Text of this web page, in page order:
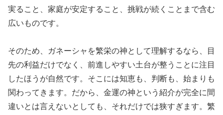
実ること、家庭が安定すること、挑戦が続くことまで含む
広いものです。
そのため、ガネーシャを繁栄の神として理解するなら、目
先の利益だけでなく、前進しやすい土台が整うことに注目
したほうが自然です。そこには知恵も、判断も、始まりも
関わってきます。だから、金運の神という紹介が完全に間
違いとは言えないとしても、それだけでは狭すぎます。繁